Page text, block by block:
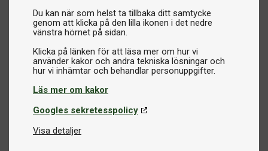
Du kan när som helst ta tillbaka ditt samtycke
genom att klicka på den lilla ikonen i det nedre
vänstra hörnet på sidan.
Klicka på länken för att läsa mer om hur vi
använder kakor och andra tekniska lösningar och
Läs mer om kakor
Googles sekretesspolicy
Visa detaljer